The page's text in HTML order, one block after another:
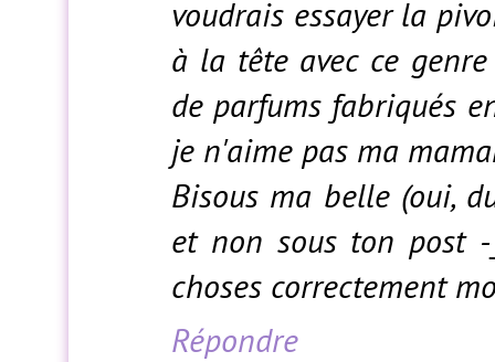
voudrais essayer la
à la tête avec ce
de parfums fabriqués
je n'aime pas ma
Bisous ma belle (oui,
et non sous ton post
choses correctement
Répondre